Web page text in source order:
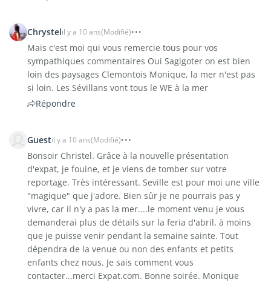
Chrystelil y a 10 ans(Modifié)
Mais c'est moi qui vous remercie tous pour vos
sympathiques commentaires Oui Sagigoter on est bien
loin des paysages Clemontois Monique, la mer n'est pas
si loin. Les Sévillans vont tous le WE à la mer
Répondre
Guestil y a 10 ans(Modifié)
Bonsoir Christel. Grâce à la nouvelle présentation
d'expat, je fouine, et je viens de tomber sur votre
reportage. Très intéressant. Seville est pour moi une ville
"magique" que j'adore. Bien sûr je ne pourrais pas y
vivre, car il n'y a pas la mer....le moment venu je vous
demanderai plus de détails sur la feria d'abril, à moins
que je puisse venir pendant la semaine sainte. Tout
dépendra de la venue ou non des enfants et petits
enfants chez nous. Je sais comment vous
contacter...merci Expat.com. Bonne soirée. Monique